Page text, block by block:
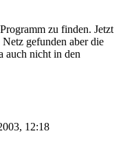
zu finden. Jetzt
gefunden aber die
auch nicht in den
12:18